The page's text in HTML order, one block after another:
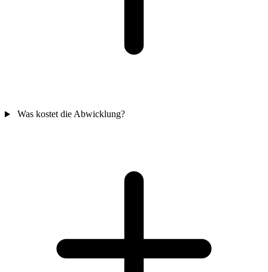
Was kostet die Abwicklung?